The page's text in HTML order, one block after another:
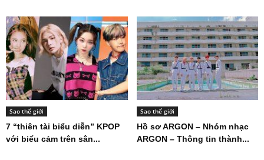
Sao thế giới
7 “thiên tài biểu diễn” KPOP
với biểu cảm trên sân...
Sao thế giới
Hồ sơ ARGON – Nhóm nhạc
ARGON – Thông tin thành...